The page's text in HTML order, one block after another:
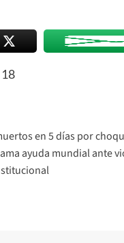
18
en 5 días por
ayuda mundial ante